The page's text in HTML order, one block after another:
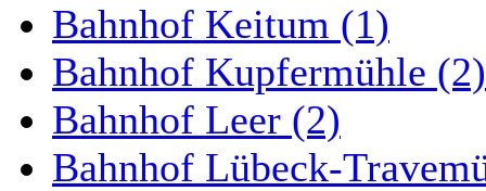
Bahnhof Keitum (1)
Bahnhof Kupfermühle (2)
Bahnhof Leer (2)
Bahnhof Lübeck-